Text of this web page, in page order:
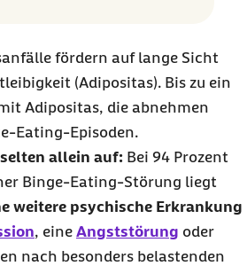
fördern auf lange Sicht
(Adipositas). Bis zu ein
Adipositas, die abnehmen
Eating-Episoden.
allein auf: Bei 94 Prozent
Binge-Eating-Störung liegt
weitere psychische Erkrankung
, eine Angststörung oder
nach besonders belastenden